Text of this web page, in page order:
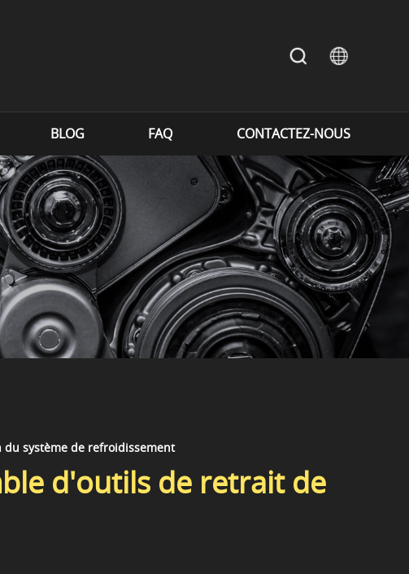
BLOG FAQ CONTACTEZ-NOUS
système de refroidissement
d'outils de retrait de